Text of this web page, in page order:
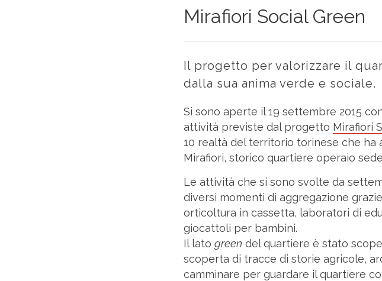
Mirafiori Social Green
Il progetto per valorizzare il
dalla sua anima verde e sociale.
Si sono aperte il 19 settembre 2015
attività previste dal progetto Mirafiori
10 realtà del territorio torinese che ha
Mirafiori, storico quartiere operaio
Le attività che si sono svolte da
diversi momenti di aggregazione
orticoltura in cassetta, laboratori di
giocattoli per bambini.
Il latogreen del quartiere è stato
scoperta di tracce di storie agricole,
camminare per guardare il quartiere